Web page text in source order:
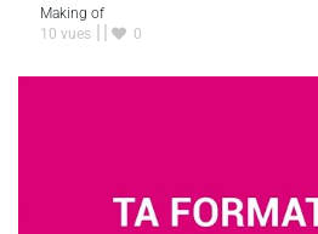
Making of
10 vues
0